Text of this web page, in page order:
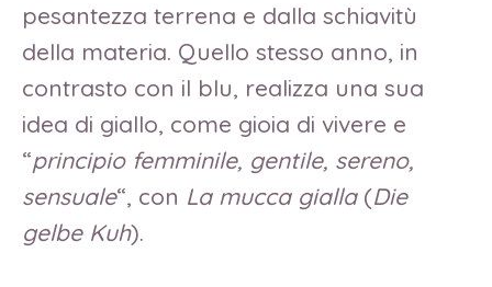
pesantezza terrena e dalla schiavitù
della materia. Quello stesso anno, in
contrasto con il blu, realizza una sua
idea di giallo, come gioia di vivere e
“principio femminile, gentile, sereno,
sensuale“, con La mucca gialla(Die
gelbe Kuh).